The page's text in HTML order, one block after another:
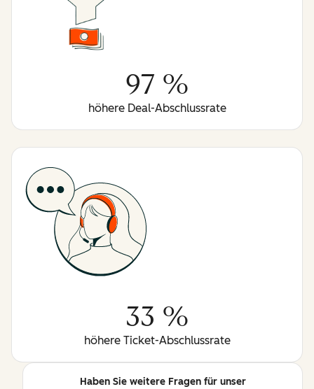
97 %
höhere Deal-Abschlussrate
33 %
höhere Ticket-Abschlussrate
Haben Sie weitere Fragen für unser